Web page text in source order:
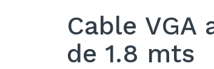
Cable VGA
de 1.8 mts